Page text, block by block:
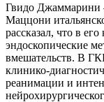
Гвидо Джаммарини
Маццони
рассказал, что в
эндоскопические
вмешательств. В
клинико-
реанимации и